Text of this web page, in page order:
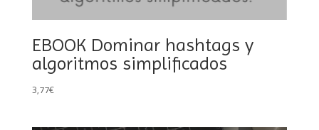
EBOOK Dominar hashtags y
algoritmos simplificados
3,77€